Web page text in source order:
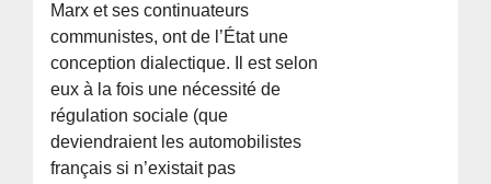
Marx et ses continuateurs
communistes, ont de l’État une
conception dialectique. Il est selon
eux à la fois une nécessité de
régulation sociale (que
deviendraient les automobilistes
français si n’existait pas